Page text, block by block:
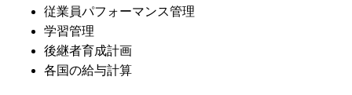
従業員パフォーマンス管理
学習管理
後継者育成計画
各国の給与計算